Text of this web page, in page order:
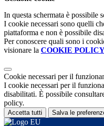
In questa schermata è possibile
I cookie necessari sono quelli
piattaforma e non è possibile
Per conoscere quali sono i
visionare la COOKIE
Cookie necessari per il
I cookie necessari per il
disabilitati. È possibile
policy.
Accetta tutti Salva le